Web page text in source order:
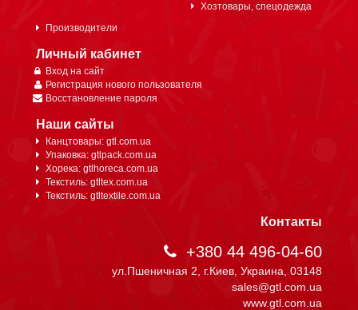
Хозтовары, спецодежда
Производители
Личный кабинет
Вход на сайт
Регистрация нового пользователя
Восстановление пароля
Наши сайты
Канцтовары: gtl.com.ua
Упаковка: gtlpack.com.ua
Хорека: gtlhoreca.com.ua
Текстиль: gtltex.com.ua
Текстиль: gtltextile.com.ua
Контакты
+380 44 496-04-60
ул.Пшеничная 2, г.Киев, Украина, 03148
sales@gtl.com.ua
www.gtl.com.ua